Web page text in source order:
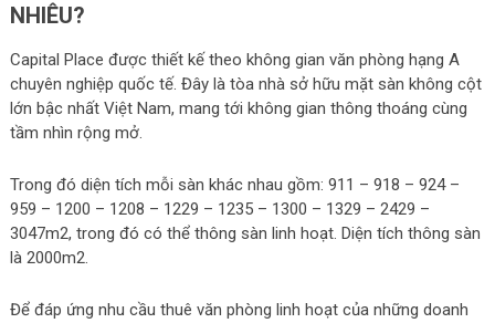
NHIÊU?
Capital Place được thiết kế theo không gian văn phòng hạng A
chuyên nghiệp quốc tế. Đây là tòa nhà sở hữu mặt sàn không cột
lớn bậc nhất Việt Nam, mang tới không gian thông thoáng cùng
tầm nhìn rộng mở.
Trong đó diện tích mỗi sàn khác nhau gồm: 911 – 918 – 924 –
959 – 1200 – 1208 – 1229 – 1235 – 1300 – 1329 – 2429 –
3047m2, trong đó có thể thông sàn linh hoạt. Diện tích thông sàn
là 2000m2.
Để đáp ứng nhu cầu thuê văn phòng linh hoạt của những doanh